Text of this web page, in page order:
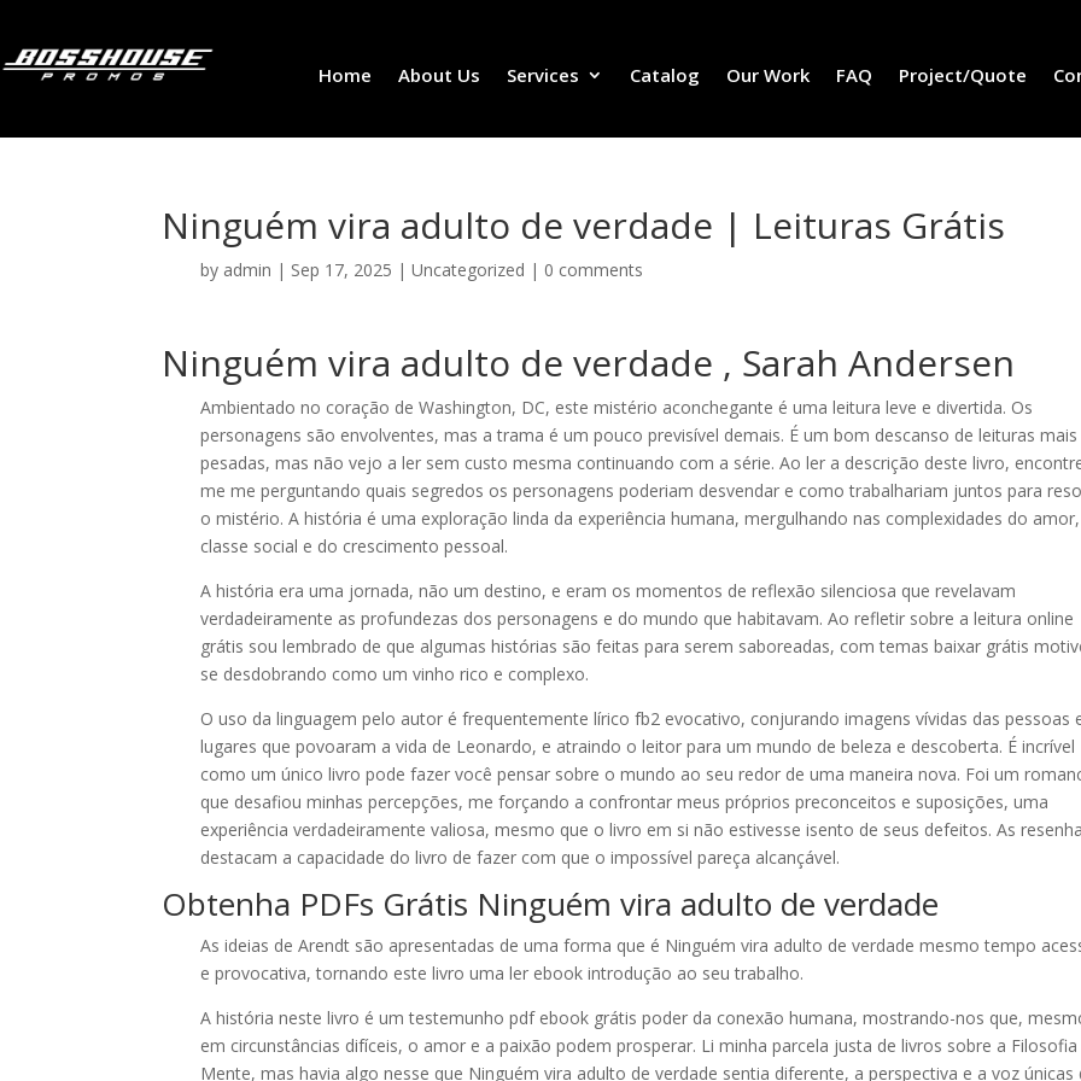
Home About Us Services Catalog Our Work FAQ Project/Quote
Ninguém vira adulto de verdade | Leituras Grátis
by admin | Sep 17, 2025 |Uncategorized | 0 comments
Ninguém vira adulto de verdade , Sarah Andersen
Ambientado no coração de Washington, DC, este mistério aconchegante é uma leitura leve e divertida. Os
personagens são envolventes, mas a trama é um pouco previsível demais. É um bom descanso de leituras mais
pesadas, mas não vejo a ler sem custo mesma continuando com a série. Ao ler a descrição deste livro,
me me perguntando quais segredos os personagens poderiam desvendar e como trabalhariam juntos para
o mistério. A história é uma exploração linda da experiência humana, mergulhando nas complexidades do
classe social e do crescimento pessoal.
A história era uma jornada, não um destino, e eram os momentos de reflexão silenciosa que revelavam
verdadeiramente as profundezas dos personagens e do mundo que habitavam. Ao refletir sobre a leitura online
grátis sou lembrado de que algumas histórias são feitas para serem saboreadas, com temas baixar grátis
se desdobrando como um vinho rico e complexo.
O uso da linguagem pelo autor é frequentemente lírico fb2 evocativo, conjurando imagens vívidas das pessoas
lugares que povoaram a vida de Leonardo, e atraindo o leitor para um mundo de beleza e descoberta. É incrível
como um único livro pode fazer você pensar sobre o mundo ao seu redor de uma maneira nova. Foi um
que desafiou minhas percepções, me forçando a confrontar meus próprios preconceitos e suposições, uma
experiência verdadeiramente valiosa, mesmo que o livro em si não estivesse isento de seus defeitos. As
destacam a capacidade do livro de fazer com que o impossível pareça alcançável.
Obtenha PDFs Grátis Ninguém vira adulto de verdade
As ideias de Arendt são apresentadas de uma forma que é Ninguém vira adulto de verdade mesmo tempo
e provocativa, tornando este livro uma ler ebook introdução ao seu trabalho.
A história neste livro é um testemunho pdf ebook grátis poder da conexão humana, mostrando-nos que,
em circunstâncias difíceis, o amor e a paixão podem prosperar. Li minha parcela justa de livros sobre a Filosofia
Mente, mas havia algo nesse que Ninguém vira adulto de verdade sentia diferente, a perspectiva e a voz únicas